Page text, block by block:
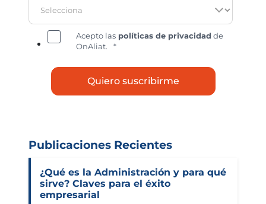
Acepto las políticas de privacidad de
OnAliat.
*
Publicaciones Recientes
¿Qué es la Administración y para qué
sirve? Claves para el éxito
empresarial